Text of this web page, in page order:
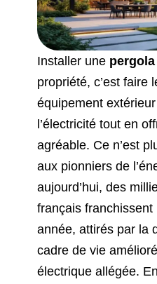
Installer une
propriété, c’est faire
équipement
l’électricité tout en
agréable. Ce n’est
aux pionniers de
aujourd’hui, des
français franchissent
année, attirés par la
cadre de vie
électrique allégée.